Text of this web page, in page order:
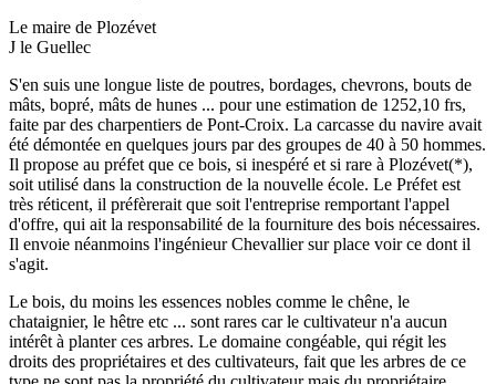
Le maire de Plozévet
J le Guellec
S'en suis une longue liste de poutres, bordages, chevrons, bouts de
mâts, bopré, mâts de hunes ... pour une estimation de 1252,10 frs,
faite par des charpentiers de Pont-Croix. La carcasse du navire avait
été démontée en quelques jours par des groupes de 40 à 50 hommes.
Il propose au préfet que ce bois, si inespéré et si rare à Plozévet(*),
soit utilisé dans la construction de la nouvelle école. Le Préfet est
très réticent, il préfèrerait que soit l'entreprise remportant l'appel
d'offre, qui ait la responsabilité de la fourniture des bois nécessaires.
Il envoie néanmoins l'ingénieur Chevallier sur place voir ce dont il
s'agit.
Le bois, du moins les essences nobles comme le chêne, le
chataignier, le hêtre etc ... sont rares car le cultivateur n'a aucun
intérêt à planter ces arbres. Le domaine congéable, qui régit les
droits des propriétaires et des cultivateurs, fait que les arbres de ce